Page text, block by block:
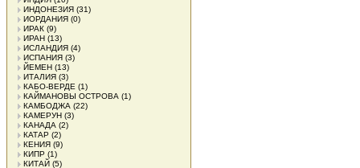
ИНДОНЕЗИЯ (31)
ИОРДАНИЯ (0)
ИРАК (9)
ИРАН (13)
ИСЛАНДИЯ (4)
ИСПАНИЯ (3)
ЙЕМЕН (13)
ИТАЛИЯ (3)
КАБО-ВЕРДЕ (1)
КАЙМАНОВЫ ОСТРОВА (1)
КАМБОДЖА (22)
КАМЕРУН (3)
КАНАДА (2)
КАТАР (2)
КЕНИЯ (9)
КИПР (1)
КИТАЙ (5)